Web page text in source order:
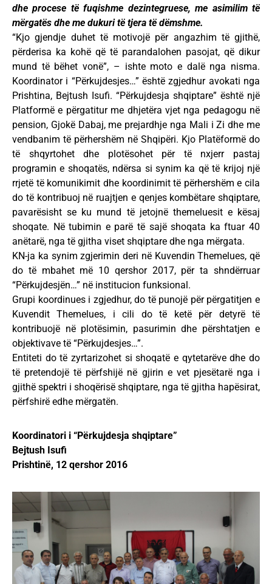
dhe procese të fuqishme dezintegruese, me asimilim të
mërgatës dhe me dukuri të tjera të dëmshme.
“Kjo gjendje duhet të motivojë për angazhim të gjithë,
përderisa ka kohë që të parandalohen pasojat, që dikur
mund të bëhet vonë”, – ishte moto e dalë nga nisma.
Koordinator i “Përkujdesjes…” është zgjedhur avokati nga
Prishtina, Bejtush Isufi. “Përkujdesja shqiptare” është një
Platformë e përgatitur me dhjetëra vjet nga pedagogu në
pension, Gjokë Dabaj, me prejardhje nga Mali i Zi dhe me
vendbanim të përhershëm në Shqipëri. Kjo Platëformë do
të shqyrtohet dhe plotësohet për të nxjerr pastaj
programin e shoqatës, ndërsa si synim ka që të krijoj një
rrjetë të komunikimit dhe koordinimit të përhershëm e cila
do të kontribuoj në ruajtjen e qenjes kombëtare shqiptare,
pavarësisht se ku mund të jetojnë themeluesit e kësaj
shoqate. Në tubimin e parë të sajë shoqata ka ftuar 40
anëtarë, nga të gjitha viset shqiptare dhe nga mërgata.
KN-ja ka synim zgjerimin deri në Kuvendin Themelues, që
do të mbahet më 10 qershor 2017, për ta shndërruar
“Përkujdesjën…” në institucion funksional.
Grupi koordinues i zgjedhur, do të punojë për përgatitjen e
Kuvendit Themelues, i cili do të ketë për detyrë të
kontribuojë në plotësimin, pasurimin dhe përshtatjen e
objektivave të “Përkujdesjes…”.
Entiteti do të zyrtarizohet si shoqatë e qytetarëve dhe do
të pretendojë të përfshijë në gjirin e vet pjesëtarë nga i
gjithë spektri i shoqërisë shqiptare, nga të gjitha hapësirat,
përfshirë edhe mërgatën.
Koordinatori i “Përkujdesja shqiptare”
Bejtush Isufi
Prishtinë, 12 qershor 2016